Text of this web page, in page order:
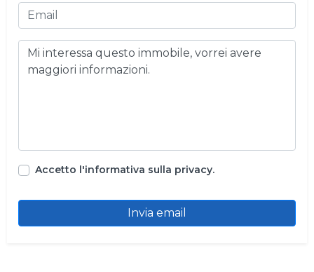
Accetto l'informativa sulla privacy.
Invia email